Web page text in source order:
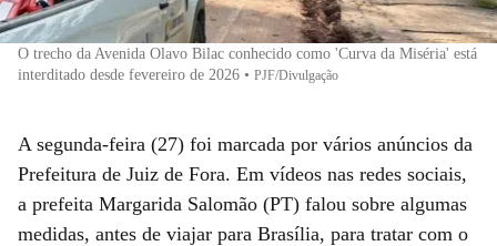
O trecho da Avenida Olavo Bilac conhecido como 'Curva da Miséria' está
interditado desde fevereiro de 2026 • PJF/Divulgação
A segunda-feira (27) foi marcada por vários anúncios da
Prefeitura de Juiz de Fora. Em vídeos nas redes sociais,
a prefeita Margarida Salomão (PT) falou sobre algumas
medidas, antes de viajar para Brasília, para tratar com o